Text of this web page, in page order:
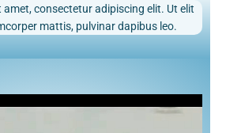
consectetur adipiscing elit. Ut elit
mattis, pulvinar dapibus leo.